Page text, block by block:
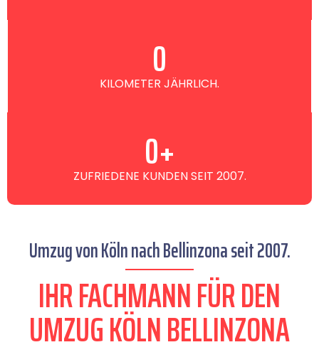
KILOMETER JÄHRLICH.
0
ZUFRIEDENE KUNDEN SEIT 2007.
0+
Umzug von Köln nach Bellinzona seit 2007.
IHR FACHMANN FÜR DEN
UMZUG KÖLN BELLINZONA